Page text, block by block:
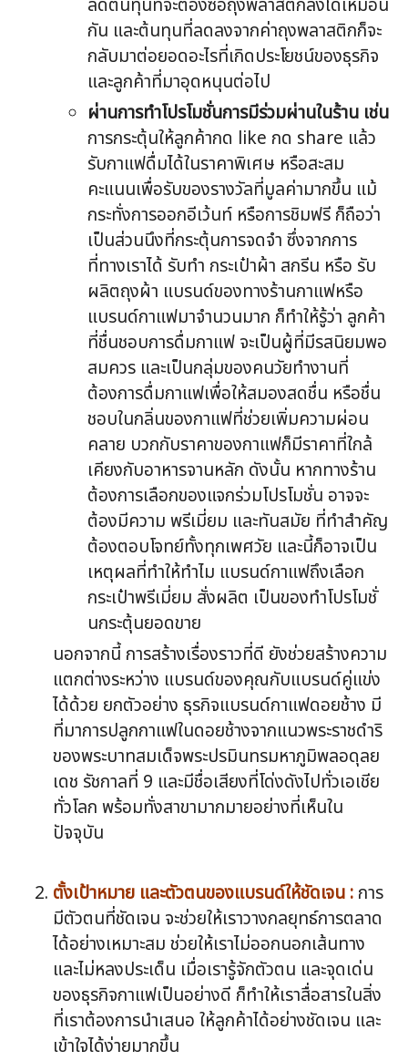
ลดต้นทุนที่จะต้องซื้อถุงพลาสติกลงได้เหมือน
กัน และต้นทุนที่ลดลงจากค่าถุงพลาสติกก็จะ
กลับมาต่อยอดอะไรที่เกิดประโยชน์ของธุรกิจ
และลูกค้าที่มาอุดหนุนต่อไป
ผ่านการทำโปรโมชั่นการมีร่วมผ่านในร้าน เช่น
การกระตุ้นให้ลูกค้ากด like กด share แล้ว
รับกาแฟดื่มได้ในราคาพิเศษ หรือสะสม
คะแนนเพื่อรับของรางวัลที่มูลค่ามากขึ้น แม้
กระทั่งการออกอีเว้นท์ หรือการชิมฟรี ก็ถือว่า
เป็นส่วนนึงที่กระตุ้นการจดจำ ซึ่งจากการ
ที่ทางเราได้ รับทำ กระเป๋าผ้า สกรีน หรือ รับ
ผลิตถุงผ้า แบรนด์ของทางร้านกาแฟหรือ
แบรนด์กาแฟมาจำนวนมาก ก็ทำให้รู้ว่า ลูกค้า
ที่ชื่นชอบการดื่มกาแฟ จะเป็นผู้ที่มีรสนิยมพอ
สมควร และเป็นกลุ่มของคนวัยทำงานที่
ต้องการดื่มกาแฟเพื่อให้สมองสดชื่น หรือชื่น
ชอบในกลิ่นของกาแฟที่ช่วยเพิ่มความผ่อน
คลาย บวกกับราคาของกาแฟก็มีราคาที่ใกล้
เคียงกับอาหารจานหลัก ดังนั้น หากทางร้าน
ต้องการเลือกของแจกร่วมโปรโมชั่น อาจจะ
ต้องมีความ พรีเมี่ยม และทันสมัย ที่ทำสำคัญ
ต้องตอบโจทย์ทั้งทุกเพศวัย และนี้ก็อาจเป็น
เหตุผลที่ทำให้ทำไม แบรนด์กาแฟถึงเลือก
กระเป๋าพรีเมี่ยม สั่งผลิต เป็นของทำโปรโมชั่
นกระตุ้นยอดขาย
นอกจากนี้ การสร้างเรื่องราวที่ดี ยังช่วยสร้างความ
แตกต่างระหว่าง แบรนด์ของคุณกับแบรนด์คู่แข่ง
ได้ด้วย ยกตัวอย่าง ธุรกิจแบรนด์กาแฟดอยช้าง มี
ที่มาการปลูกกาแฟในดอยช้างจากแนวพระราชดำริ
ของพระบาทสมเด็จพระปรมินทรมหาภูมิพลอดุลย
เดช รัชกาลที่ 9 และมีชื่อเสียงที่โด่งดังไปทั่วเอเชีย
ทั่วโลก พร้อมทั่งสาขามากมายอย่างที่เห็นใน
ปัจจุบัน
ตั้งเป้าหมาย และตัวตนของแบรนด์ให้ชัดเจน : การ
มีตัวตนที่ชัดเจน จะช่วยให้เราวางกลยุทธ์การตลาด
ได้อย่างเหมาะสม ช่วยให้เราไม่ออกนอกเส้นทาง
และไม่หลงประเด็น เมื่อเรารู้จักตัวตน และจุดเด่น
ของธุรกิจกาแฟเป็นอย่างดี ก็ทำให้เราสื่อสารในสิ่ง
ที่เราต้องการนำเสนอ ให้ลูกค้าได้อย่างชัดเจน และ
เข้าใจได้ง่ายมากขึ้น